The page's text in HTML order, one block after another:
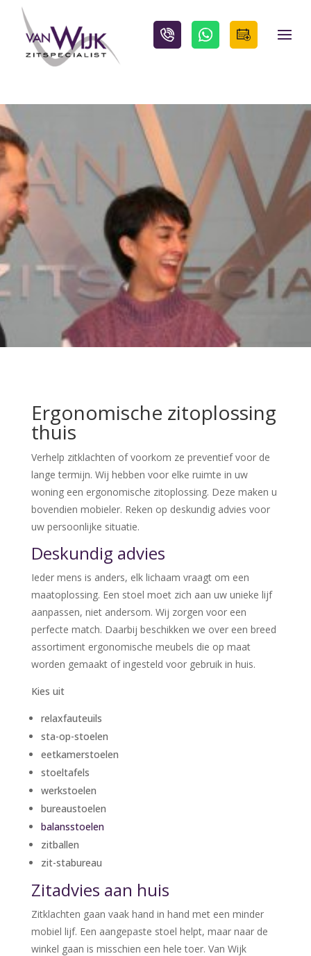
Ergonomische zitoplossing
thuis
Verhelp zitklachten of voorkom ze preventief voor de
lange termijn. Wij hebben voor elke ruimte in uw
woning een ergonomische zitoplossing. Deze maken u
bovendien mobieler. Reken op deskundig advies voor
uw persoonlijke situatie.
Deskundig advies
Ieder mens is anders, elk lichaam vraagt om een
maatoplossing. Een stoel moet zich aan uw unieke lijf
aanpassen, niet andersom. Wij zorgen voor een
perfecte match. Daarbij beschikken we over een breed
assortiment ergonomische meubels die op maat
worden gemaakt of ingesteld voor gebruik in huis.
Kies uit
relaxfauteuils
sta-op-stoelen
eetkamerstoelen
stoeltafels
werkstoelen
bureaustoelen
balansstoelen
zitballen
zit-stabureau
Zitadvies aan huis
Zitklachten gaan vaak hand in hand met een minder
mobiel lijf. Een aangepaste stoel helpt, maar naar de
winkel gaan is misschien een hele toer. Van Wijk